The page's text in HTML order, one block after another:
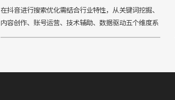
在抖音进行搜索优化需结合行业特性，从关键词挖掘、
内容创作、账号运营、技术辅助、数据驱动五个维度系
统布局，具体策略如下：The search optimization in